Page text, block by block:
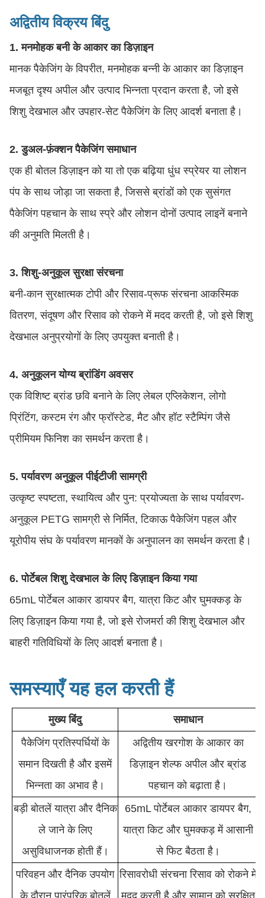
अद्वितीय विक्रय बिंदु
1. मनमोहक बनी के आकार का डिज़ाइन
मानक पैकेजिंग के विपरीत, मनमोहक बन्नी के आकार का डिज़ाइन
मजबूत दृश्य अपील और उत्पाद भिन्नता प्रदान करता है, जो इसे
शिशु देखभाल और उपहार-सेट पैकेजिंग के लिए आदर्श बनाता है।
2. डुअल-फ़ंक्शन पैकेजिंग समाधान
एक ही बोतल डिज़ाइन को या तो एक बढ़िया धुंध स्प्रेयर या लोशन
पंप के साथ जोड़ा जा सकता है, जिससे ब्रांडों को एक सुसंगत
पैकेजिंग पहचान के साथ स्प्रे और लोशन दोनों उत्पाद लाइनें बनाने
की अनुमति मिलती है।
3. शिशु-अनुकूल सुरक्षा संरचना
बनी-कान सुरक्षात्मक टोपी और रिसाव-प्रूफ संरचना आकस्मिक
वितरण, संदूषण और रिसाव को रोकने में मदद करती है, जो इसे शिशु
देखभाल अनुप्रयोगों के लिए उपयुक्त बनाती है।
4. अनुकूलन योग्य ब्रांडिंग अवसर
एक विशिष्ट ब्रांड छवि बनाने के लिए लेबल एप्लिकेशन, लोगो
प्रिंटिंग, कस्टम रंग और फ्रॉस्टेड, मैट और हॉट स्टैम्पिंग जैसे
प्रीमियम फिनिश का समर्थन करता है।
5. पर्यावरण अनुकूल पीईटीजी सामग्री
उत्कृष्ट स्पष्टता, स्थायित्व और पुन: प्रयोज्यता के साथ पर्यावरण-
अनुकूल PETG सामग्री से निर्मित, टिकाऊ पैकेजिंग पहल और
यूरोपीय संघ के पर्यावरण मानकों के अनुपालन का समर्थन करता है।
6. पोर्टेबल शिशु देखभाल के लिए डिज़ाइन किया गया
65mL पोर्टेबल आकार डायपर बैग, यात्रा किट और घुमक्कड़ के
लिए डिज़ाइन किया गया है, जो इसे रोजमर्रा की शिशु देखभाल और
बाहरी गतिविधियों के लिए आदर्श बनाता है।
समस्याएँ यह हल करती हैं
मुख्य बिंदु
समाधान
पैकेजिंग प्रतिस्पर्धियों के
समान दिखती है और इसमें
भिन्नता का अभाव है।
अद्वितीय खरगोश के आकार का
डिज़ाइन शेल्फ अपील और ब्रांड
पहचान को बढ़ाता है।
बड़ी बोतलें यात्रा और दैनिक
ले जाने के लिए
असुविधाजनक होती हैं।
65mL पोर्टेबल आकार डायपर बैग,
यात्रा किट और घुमक्कड़ में आसानी
से फिट बैठता है।
परिवहन और दैनिक उपयोग
के दौरान पारंपरिक बोतलें
रिसावरोधी संरचना रिसाव को रोकने में
मदद करती है और सामान को सुरक्षित